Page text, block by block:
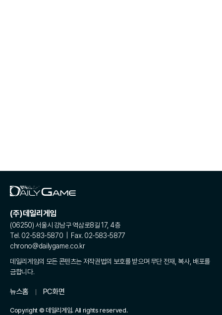
(주)데일리게임
(06250) 서울시 강남구 역삼로8길 17, 4층
Tel. 02-583-5870 | Fax. 02-583-5877
chrono@dailygame.co.kr
데일리게임의 모든 콘텐츠는 저작권법의 보호를 받으며 무단 전재, 복사, 배포를
금합니다.
뉴스홈 PC화면
Copyright © 데일리게임. All rights reserved.